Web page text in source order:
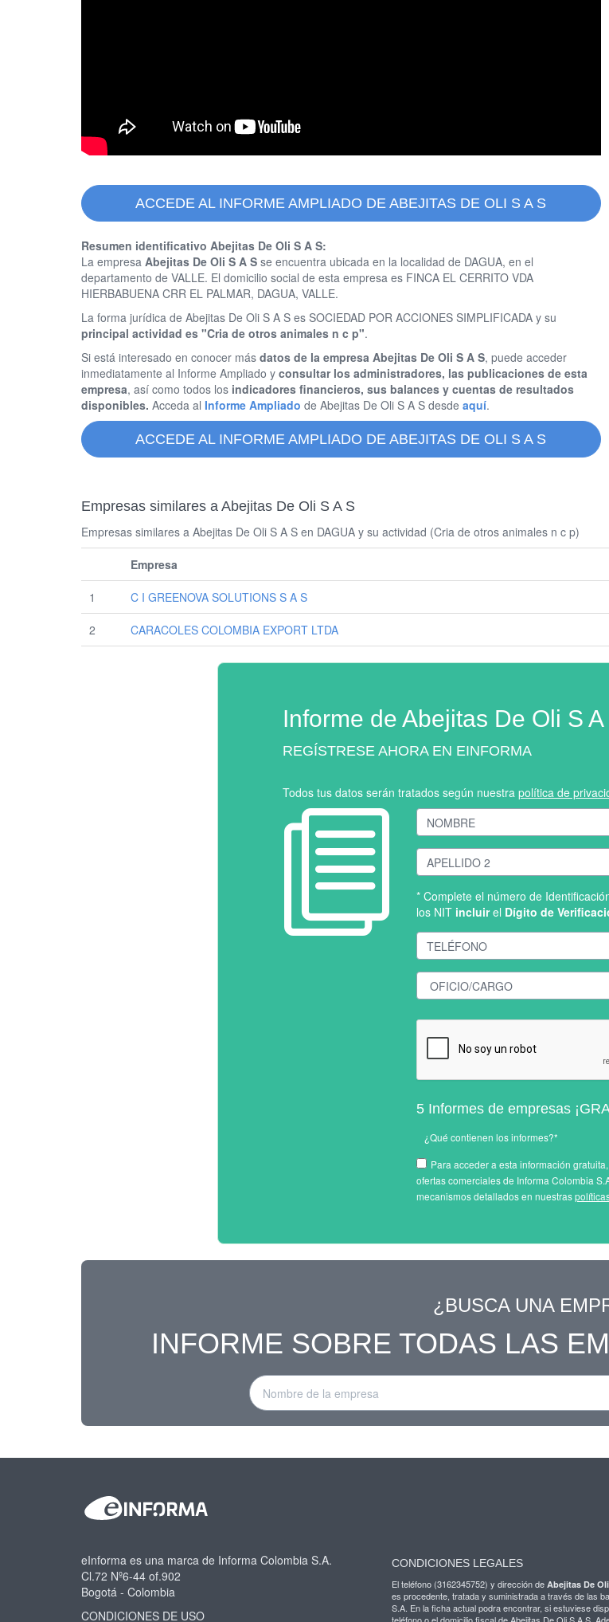
ACCEDE AL INFORME AMPLIADO DE ABEJITAS DE OLI S A S
Resumen identificativo Abejitas De Oli S A S:
La empresa Abejitas De Oli S A S se encuentra ubicada en la localidad de DAGUA, en el
departamento de VALLE. El domicilio social de esta empresa es FINCA EL CERRITO VDA
HIERBABUENA CRR EL PALMAR, DAGUA, VALLE.
La forma jurídica de Abejitas De Oli S A S es SOCIEDAD POR ACCIONES SIMPLIFICADA y su
principal actividad es "Cria de otros animales n c p".
Si está interesado en conocer más datos de la empresa Abejitas De Oli S A S, puede acceder
inmediatamente al Informe Ampliado y consultar los administradores, las publicaciones de esta
empresa, así como todos los indicadores financieros, sus balances y cuentas de resultados
disponibles. Acceda al Informe Ampliado de Abejitas De Oli S A S desde aquí.
ACCEDE AL INFORME AMPLIADO DE ABEJITAS DE OLI S A S
Empresas similares a Abejitas De Oli S A S
Empresas similares a Abejitas De Oli S A S en DAGUA y su actividad (Cria de otros animales n c p)
Empresa
1 C I GREENOVA SOLUTIONS S A S
2 CARACOLES COLOMBIA EXPORT LTDA
Informe de Abejitas De Oli S A
REGÍSTRESE AHORA EN EINFORMA
Todos tus datos serán tratados según nuestra política de
* Complete el número de
los NIT incluirel Dígito de
5 Informes de empresas
¿Qué contienen los informes?*
Para acceder a esta información
ofertas comerciales de Informa Colombia
mecanismos detallados en nuestras
¿BUSCA UNA
INFORME SOBRE TODAS LAS
eInforma es una marca de Informa Colombia S.A.
Cl.72 Nº6-44 of.902
Bogotá - Colombia
CONDICIONES DE USO
CONDICIONES LEGALES
El teléfono (3162345752) y dirección de Abejitas De
es procedente, tratada y suministrada a través de las
S.A. En la ficha actual podra encontrar, si estuviese